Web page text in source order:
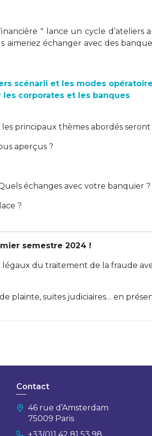
" lance un cycle d’ateliers
aimeriez échanger avec des
scénarii et les modes
les corporates et les banques
principaux thèmes abordés seront
aperçus ?
échanges avec votre banquier
?
semestre 2024 !
légaux du traitement de la fraude
plainte, suites judiciaires… en
Contact
46 rue d’Amsterdam
75009 Paris